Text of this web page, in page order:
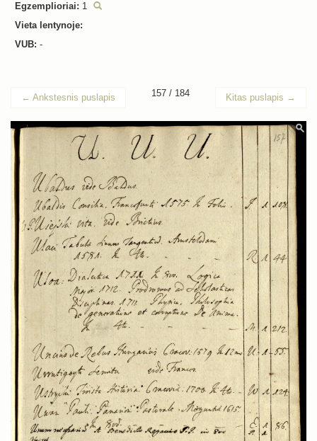
Egzemplioriai: 1
Vieta lentynoje:
VUB: -
← Ankstesnis puslapis 157 / 184 Kitas puslapis →